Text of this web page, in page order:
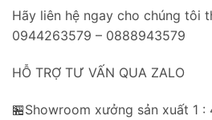
Hãy liên hệ ngay cho chúng tôi
0944263579 – 0888943579
HỖ TRỢ TƯ VẤN QUA ZALO
🏪Showroom xưởng sản xuất 1